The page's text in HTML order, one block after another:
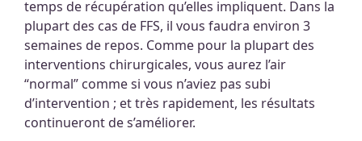
temps de récupération qu’elles impliquent. Dans la
plupart des cas de FFS, il vous faudra environ 3
semaines de repos. Comme pour la plupart des
interventions chirurgicales, vous aurez l’air
“normal” comme si vous n’aviez pas subi
d’intervention ; et très rapidement, les résultats
continueront de s’améliorer.